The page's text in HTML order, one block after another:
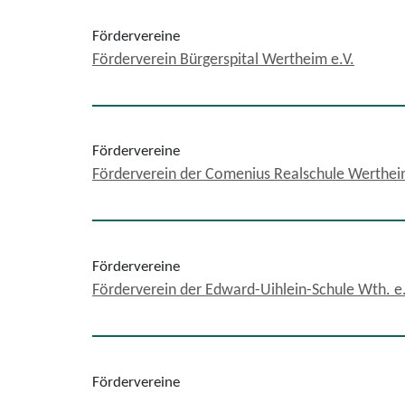
Fördervereine
Förderverein Bürgerspital Wertheim e.V.
Fördervereine
Förderverein der Comenius Realschule
Fördervereine
Förderverein der Edward-Uihlein-Schule Wth.
Fördervereine